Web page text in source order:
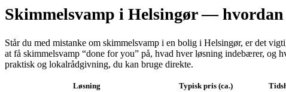
Skimmelsvamp i Helsingør — hvordan
Står du med mistanke om skimmelsvamp i en bolig i Helsingør, er det
at få skimmelsvamp “done for you” på, hvad hver løsning indebærer, og
praktisk og lokalrådgivning, du kan bruge direkte.
Løsning Typisk pris (ca.)